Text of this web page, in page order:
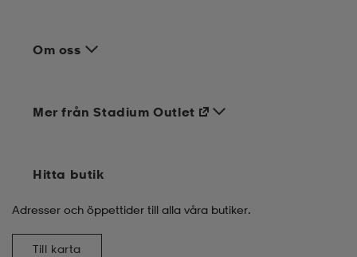
Om oss
Mer från Stadium Outlet
Hitta butik
Adresser och öppettider till alla våra butiker.
Till karta